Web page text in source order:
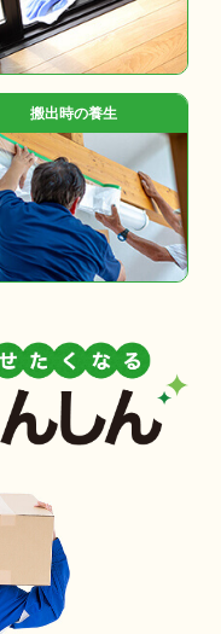
搬出時の養生